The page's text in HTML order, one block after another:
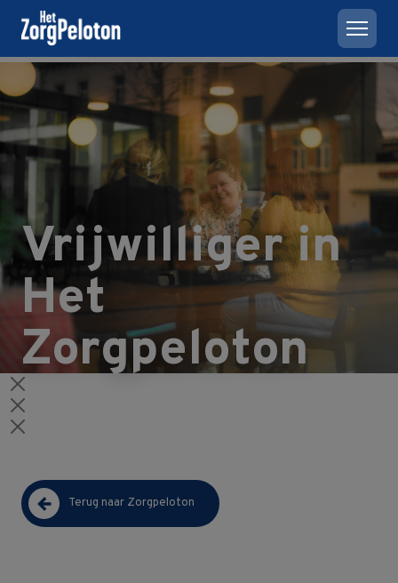
Vrijwilliger in
Het
Zorgpeloton
Terug naar Zorgpeloton